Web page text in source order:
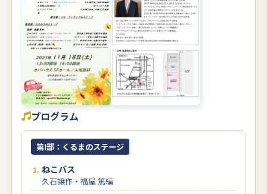
プログラム
第Ⅰ部：くるまのステージ
ねこバス
久石譲作・福屋 篤編